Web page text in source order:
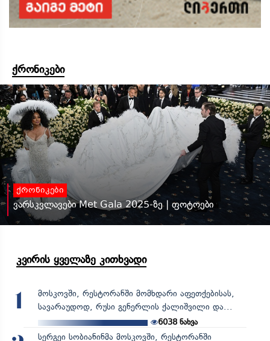
ქრონიკები
ქრონიკები
ვარსკვლავები Met Gala 2025-ზე | ფოტოები
კვირის ყველაზე კითხვადი
1
მოსკოვში, რესტორანში მომხდარი აფეთქებისას,
სავარაუდოდ, რუსი გენერლის ქალიშვილი და...
6038 ნახვა
სერგეი სობიანინმა მოსკოვში, რესტორანში